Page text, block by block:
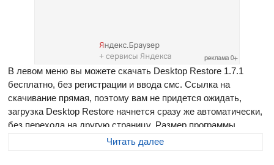
В левом меню вы можете скачать Desktop Restore 1.7.1
бесплатно, без регистрации и ввода смс. Ссылка на
скачивание прямая, поэтому вам не придется ожидать,
загрузка Desktop Restore начнется сразу же автоматически,
без перехода на другую страницу. Размер программы
Читать далее